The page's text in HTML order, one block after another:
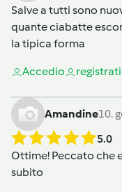
Salve a tutti sono
quante ciabatte
la tipica forma
Accedio registrati
Amandine10.
5.0
Ottime! Peccato che
subito